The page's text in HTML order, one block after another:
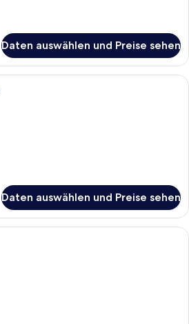
Daten auswählen und Preise sehen
Ein Schlafzimmer mit einem Bett,
Daten auswählen und Preise sehen
Ein Schlafzimmer mit einem Bett,